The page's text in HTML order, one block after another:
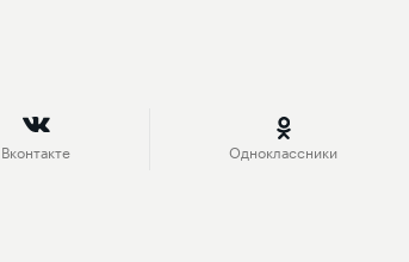
Вконтакте Одноклассники